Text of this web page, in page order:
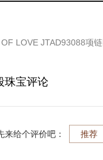
LOVE JTAD93088项链
珠宝评论
来给个评价吧： 推荐